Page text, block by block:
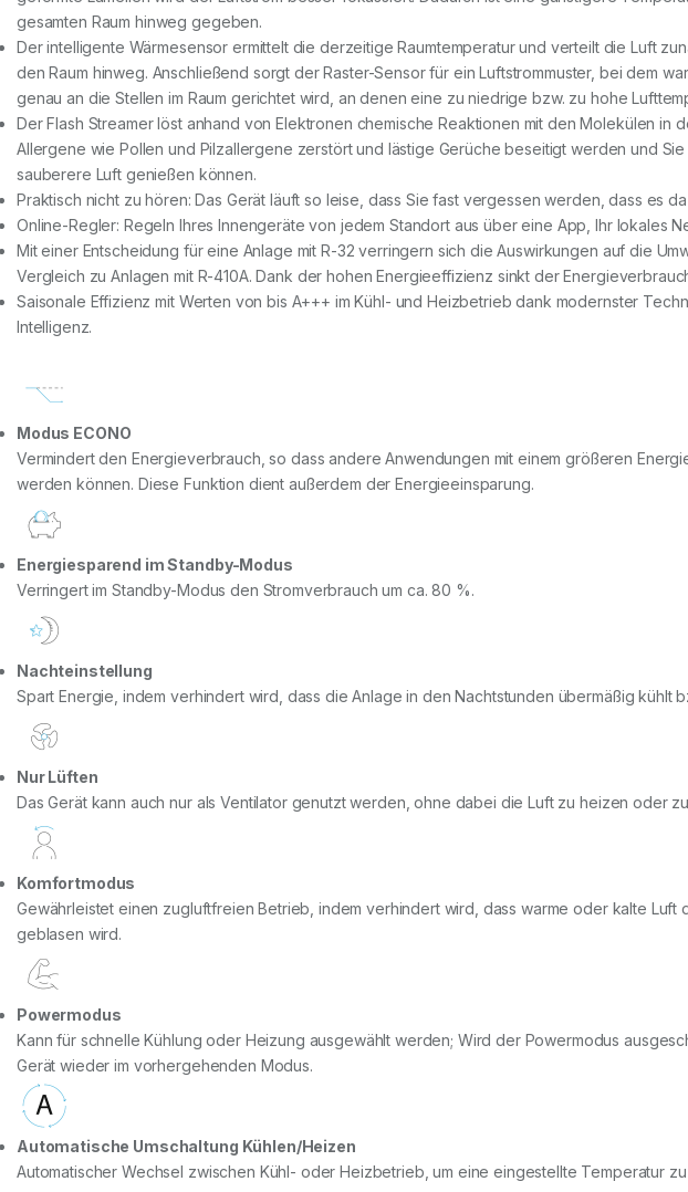
gesamten Raum hinweg gegeben.
Der intelligente Wärmesensor ermittelt die derzeitige Raumtemperatur und verteilt die Luft
den Raum hinweg. Anschließend sorgt der Raster-Sensor für ein Luftstrommuster, bei dem
genau an die Stellen im Raum gerichtet wird, an denen eine zu niedrige bzw. zu hohe
Der Flash Streamer löst anhand von Elektronen chemische Reaktionen mit den Molekülen in
Allergene wie Pollen und Pilzallergene zerstört und lästige Gerüche beseitigt werden und Sie
sauberere Luft genießen können.
Praktisch nicht zu hören: Das Gerät läuft so leise, dass Sie fast vergessen werden, dass es da
Online-Regler: Regeln Ihres Innengeräte von jedem Standort aus über eine App, Ihr lokales
Mit einer Entscheidung für eine Anlage mit R-32 verringern sich die Auswirkungen auf die
Vergleich zu Anlagen mit R-410A. Dank der hohen Energieeffizienz sinkt der
Saisonale Effizienz mit Werten von bis A+++ im Kühl- und Heizbetrieb dank modernster
Intelligenz.
Modus ECONO
Vermindert den Energieverbrauch, so dass andere Anwendungen mit einem größeren
werden können. Diese Funktion dient außerdem der Energieeinsparung.
Energiesparend im Standby-Modus
Verringert im Standby-Modus den Stromverbrauch um ca. 80 %.
Nachteinstellung
Spart Energie, indem verhindert wird, dass die Anlage in den Nachtstunden übermäßig kühlt
Nur Lüften
Das Gerät kann auch nur als Ventilator genutzt werden, ohne dabei die Luft zu heizen oder
Komfortmodus
Gewährleistet einen zugluftfreien Betrieb, indem verhindert wird, dass warme oder kalte Luft
geblasen wird.
Powermodus
Kann für schnelle Kühlung oder Heizung ausgewählt werden; Wird der Powermodus
Gerät wieder im vorhergehenden Modus.
Automatische Umschaltung Kühlen/Heizen
Automatischer Wechsel zwischen Kühl- oder Heizbetrieb, um eine eingestellte Temperatur